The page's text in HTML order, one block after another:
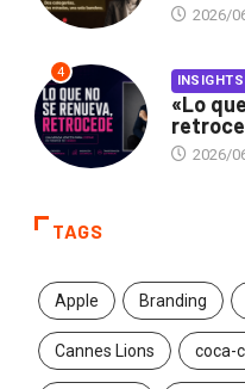
2026/
4 INSIGHTS
«Lo
2026/
TAGS
Apple Branding
Cannes Lions coca-